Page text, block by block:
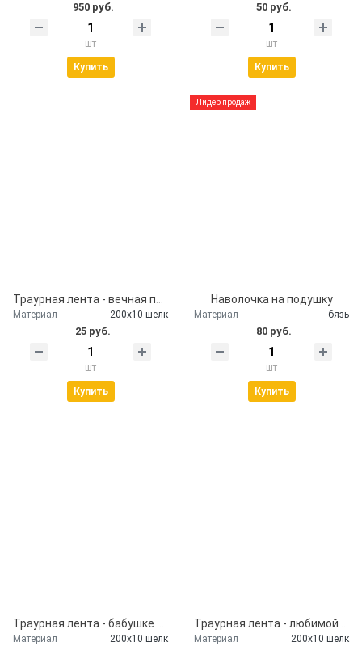
950 руб.
шт
Купить
50 руб.
шт
Купить
Материал 200х10 шелк
25 руб.
шт
Купить
Лидер продаж
Наволочка на подушку
Материал бязь
80 руб.
шт
Купить
Материал 200х10 шелк Материал 200х10 шелк